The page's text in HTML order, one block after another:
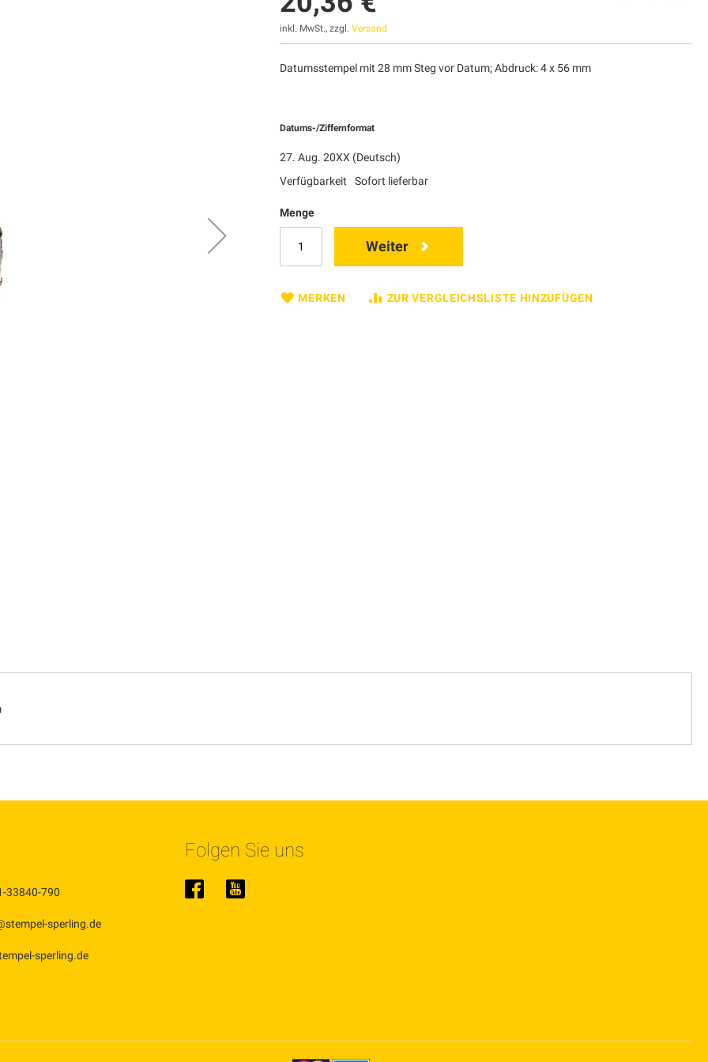
inkl. MwSt., zzgl.Versand
Datumsstempel mit 28 mm Steg vor Datum; Abdruck: 4 x 56 mm
Datums-/Ziffernformat
27. Aug. 20XX (Deutsch)
Verfügbarkeit
Sofort lieferbar
Menge
Weiter
MERKEN ZUR VERGLEICHSLISTE HINZUFÜGEN
33840-790
sperling.de
sperling.de
Folgen Sie uns